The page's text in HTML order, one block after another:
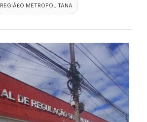
REGIÃ£O METROPOLITANA